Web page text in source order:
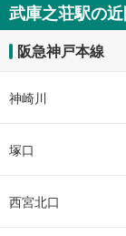
武庫之荘駅の
阪急神戸本線
神崎川
塚口
西宮北口